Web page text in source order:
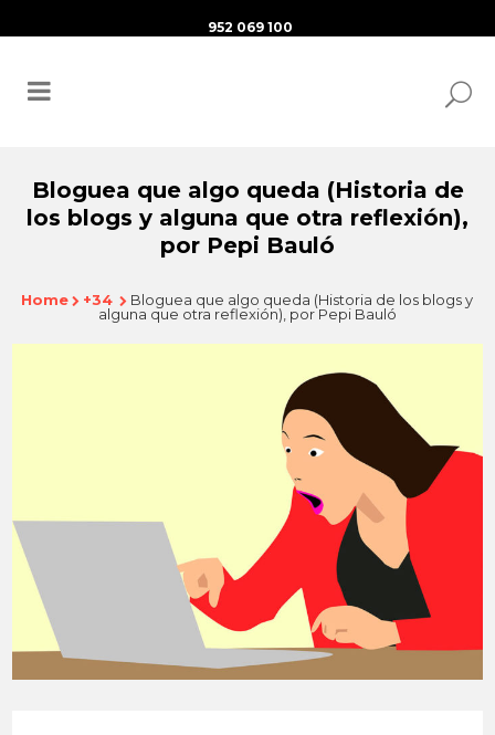
952 069 100
Bloguea que algo queda (Historia de
los blogs y alguna que otra reflexión),
por Pepi Bauló
Home +34
Bloguea que algo queda (Historia de los blogs y
alguna que otra reflexión), por Pepi Bauló